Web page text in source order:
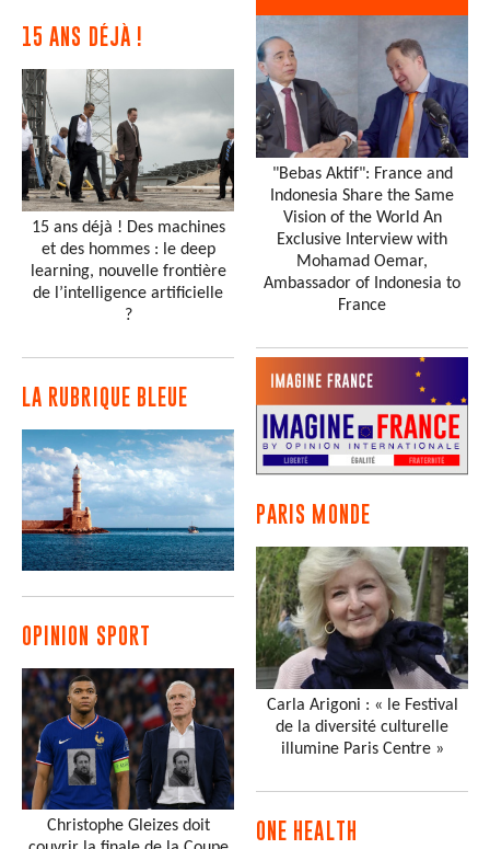
15 ANS DÉJÀ !
15 ans déjà ! Des machines
et des hommes : le deep
learning, nouvelle frontière
de l’intelligence artificielle
?
LA RUBRIQUE BLEUE
OPINION SPORT
Christophe Gleizes doit
"Bebas Aktif": France and
Indonesia Share the Same
Vision of the World An
Exclusive Interview with
Mohamad Oemar,
Ambassador of Indonesia to
France
PARIS MONDE
Carla Arigoni : « le Festival
de la diversité culturelle
illumine Paris Centre »
ONE HEALTH